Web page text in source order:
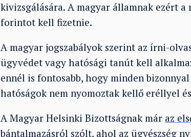
kivizsgálására. A magyar államnak ezért
forintot kell fizetnie.
A magyar jogszabályok szerint az írni-
ügyvédet vagy hatósági tanút kell
ennél is fontosabb, hogy minden
hatóságok nem nyomoztak kellő eréllyel
A Magyar Helsinki Bizottságnak már az
bántalmazásról szólt, ahol az ügyészség